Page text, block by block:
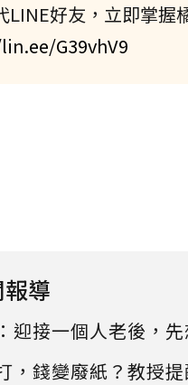
LINE好友，立即掌握
G39vhV9
導
迎接一個人老後，
，錢變廢紙？教授